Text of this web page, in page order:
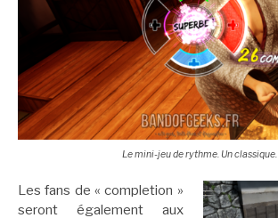
Le mini-jeu de rythme. Un classique.
Les fans de « completion »
seront également aux